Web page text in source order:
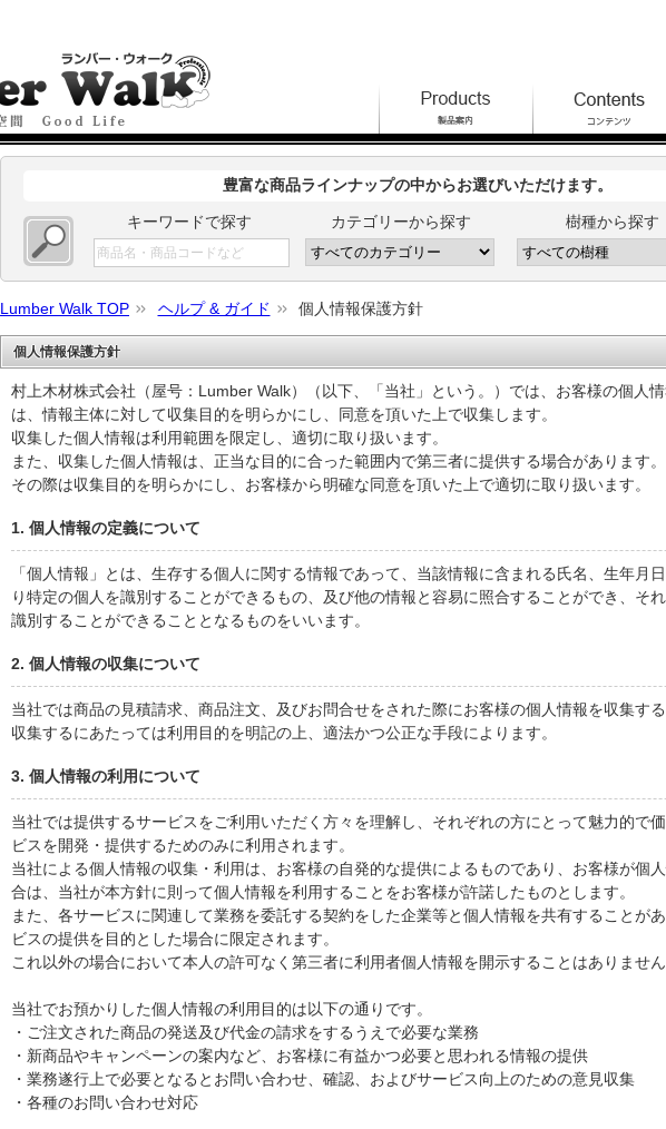
豊富な商品ラインナップの中からお選びいただけます。
キーワードで探す カテゴリーから探す 樹種から探す
Lumber Walk TOP ヘルプ & ガイド 個人情報保護方針
個人情報保護方針
村上木材株式会社（屋号：Lumber Walk）（以下、「当社」という。）では、お客様の個人
は、情報主体に対して収集目的を明らかにし、同意を頂いた上で収集します。
収集した個人情報は利用範囲を限定し、適切に取り扱います。
また、収集した個人情報は、正当な目的に合った範囲内で第三者に提供する場合があります。
その際は収集目的を明らかにし、お客様から明確な同意を頂いた上で適切に取り扱います。
1. 個人情報の定義について
「個人情報」とは、生存する個人に関する情報であって、当該情報に含まれる氏名、生年月
り特定の個人を識別することができるもの、及び他の情報と容易に照合することができ、そ
識別することができることとなるものをいいます。
2. 個人情報の収集について
当社では商品の見積請求、商品注文、及びお問合せをされた際にお客様の個人情報を収集する
収集するにあたっては利用目的を明記の上、適法かつ公正な手段によります。
3. 個人情報の利用について
当社では提供するサービスをご利用いただく方々を理解し、それぞれの方にとって魅力的で
ビスを開発・提供するためのみに利用されます。
当社による個人情報の収集・利用は、お客様の自発的な提供によるものであり、お客様が個
合は、当社が本方針に則って個人情報を利用することをお客様が許諾したものとします。
また、各サービスに関連して業務を委託する契約をした企業等と個人情報を共有することが
ビスの提供を目的とした場合に限定されます。
これ以外の場合において本人の許可なく第三者に利用者個人情報を開示することはありません
当社でお預かりした個人情報の利用目的は以下の通りです。
・ご注文された商品の発送及び代金の請求をするうえで必要な業務
・新商品やキャンペーンの案内など、お客様に有益かつ必要と思われる情報の提供
・業務遂行上で必要となるとお問い合わせ、確認、およびサービス向上のための意見収集
・各種のお問い合わせ対応